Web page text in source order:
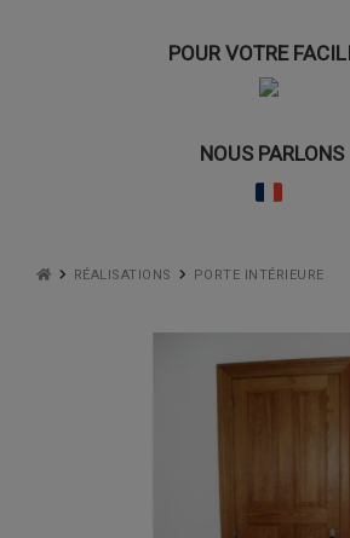
POUR VOTRE
NOUS PARLONS
RÉALISATIONS PORTE INTÉRIEURE